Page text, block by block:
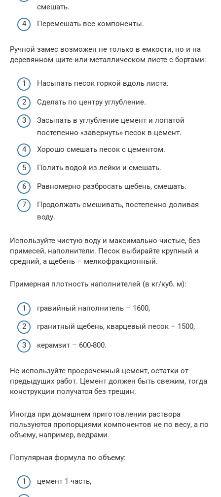
смешать.
Перемешать все компоненты.
Ручной замес возможен не только в емкости, но и на
деревянном щите или металлическом листе с бортами:
Насыпать песок горкой вдоль листа.
Сделать по центру углубление.
Засыпать в углубление цемент и лопатой
постепенно «завернуть» песок в цемент.
Хорошо смешать песок с цементом.
Полить водой из лейки и смешать.
Равномерно разбросать щебень, смешать.
Продолжать смешивать, постепенно доливая
воду.
Используйте чистую воду и максимально чистые, без
примесей, наполнители. Песок выбирайте крупный и
средний, а щебень – мелкофракционный.
Примерная плотность наполнителей (в кг/куб. м):
гравийный наполнитель – 1600,
гранитный щебень, кварцевый песок – 1500,
керамзит – 600-800.
Не используйте просроченный цемент, остатки от
предыдущих работ. Цемент должен быть свежим, тогда
конструкции получатся без трещин.
Иногда при домашнем приготовлении раствора
пользуются пропорциями компонентов не по весу, а по
объему, например, ведрами.
Популярная формула по объему:
цемент 1 часть,